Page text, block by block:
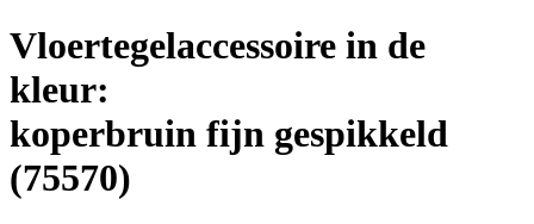
Vloertegelaccessoire in de
kleur:
koperbruin fijn gespikkeld
(75570)